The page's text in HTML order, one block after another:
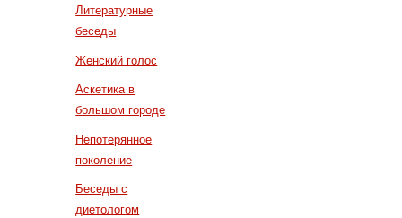
Литературные
беседы
Женский голос
Аскетика в
большом городе
Непотерянное
поколение
Беседы с
диетологом